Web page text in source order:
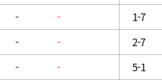
- - 1-7
- - 2-7
- - 5-1